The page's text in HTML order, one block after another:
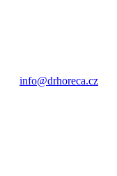
info@drhoreca.cz